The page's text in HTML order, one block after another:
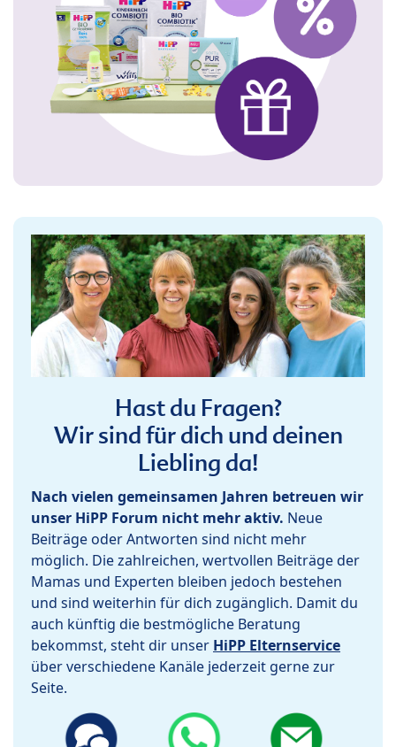
Hast du Fragen?
Wir sind für dich und deinen
Liebling da!
Nach vielen gemeinsamen Jahren betreuen wir
unser HiPP Forum nicht mehr aktiv. Neue
Beiträge oder Antworten sind nicht mehr
möglich. Die zahlreichen, wertvollen Beiträge der
Mamas und Experten bleiben jedoch bestehen
und sind weiterhin für dich zugänglich. Damit du
auch künftig die bestmögliche Beratung
bekommst, steht dir unser HiPP Elternservice
über verschiedene Kanäle jederzeit gerne zur
Seite.